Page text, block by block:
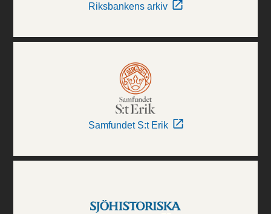
Riksbankens arkiv
Samfundet S:t Erik